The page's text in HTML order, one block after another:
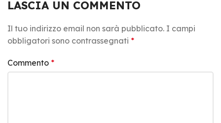
LASCIA UN COMMENTO
Il tuo indirizzo email non sarà pubblicato. I campi
obbligatori sono contrassegnati *
Commento *